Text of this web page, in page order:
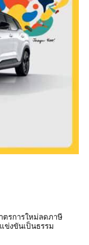
าตรการใหม่ลดภาษี
งขันเป็นธรรม